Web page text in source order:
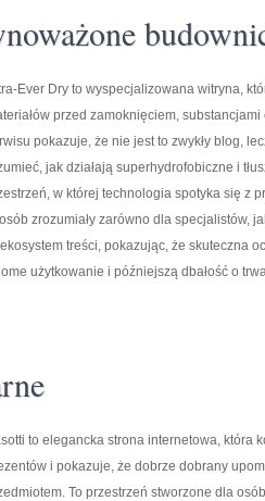
Ever Dry to wyspecjalizowana witryna,
przed zamoknięciem,
pokazuje, że nie jest to zwykły blog,
jak działają superhydrofobiczne i
w której technologia spotyka się z
zrozumiały zarówno dla specjalistów,
treści, pokazując, że skuteczna
użytkowanie i późniejszą dbałość o
to elegancka strona internetowa, która
i pokazuje, że dobrze dobrany
To przestrzeń stworzone dla